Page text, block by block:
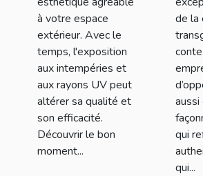
à votre espace
extérieur. Avec le
temps, l'exposition
aux intempéries et
aux rayons UV peut
altérer sa qualité et
son efficacité.
Découvrir le bon
moment...
de la
qui
qui...